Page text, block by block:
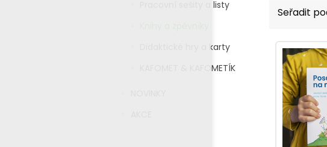
Pracovní sešity a listy
Didaktické hry a karty
KAFOMET & KAFOMETÍK
Seřadit